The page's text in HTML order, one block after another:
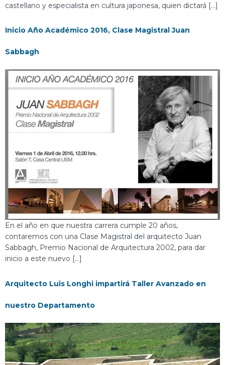
castellano y especialista en cultura japonesa, quien dictará […]
Inicio Año Académico 2016, Clase Magistral Juan
Sabbagh
En el año en que nuestra carrera cumple 20 años,
contaremos con una Clase Magistral del arquitecto Juan
Sabbagh, Premio Nacional de Arquitectura 2002, para dar
inicio a este nuevo […]
Arquitecto Luis Longhi impartirá Taller Avanzado en
nuestro Departamento